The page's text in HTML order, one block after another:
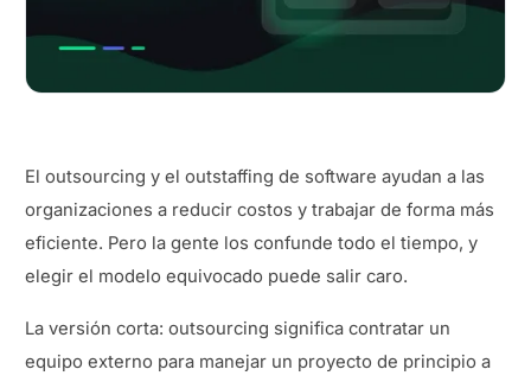
El outsourcing y el outstaffing de software ayudan a las
organizaciones a reducir costos y trabajar de forma más
eficiente. Pero la gente los confunde todo el tiempo, y
elegir el modelo equivocado puede salir caro.
La versión corta: outsourcing significa contratar un
equipo externo para manejar un proyecto de principio a